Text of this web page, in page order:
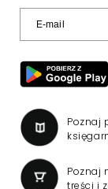
Poznaj
Poznaj
treści i